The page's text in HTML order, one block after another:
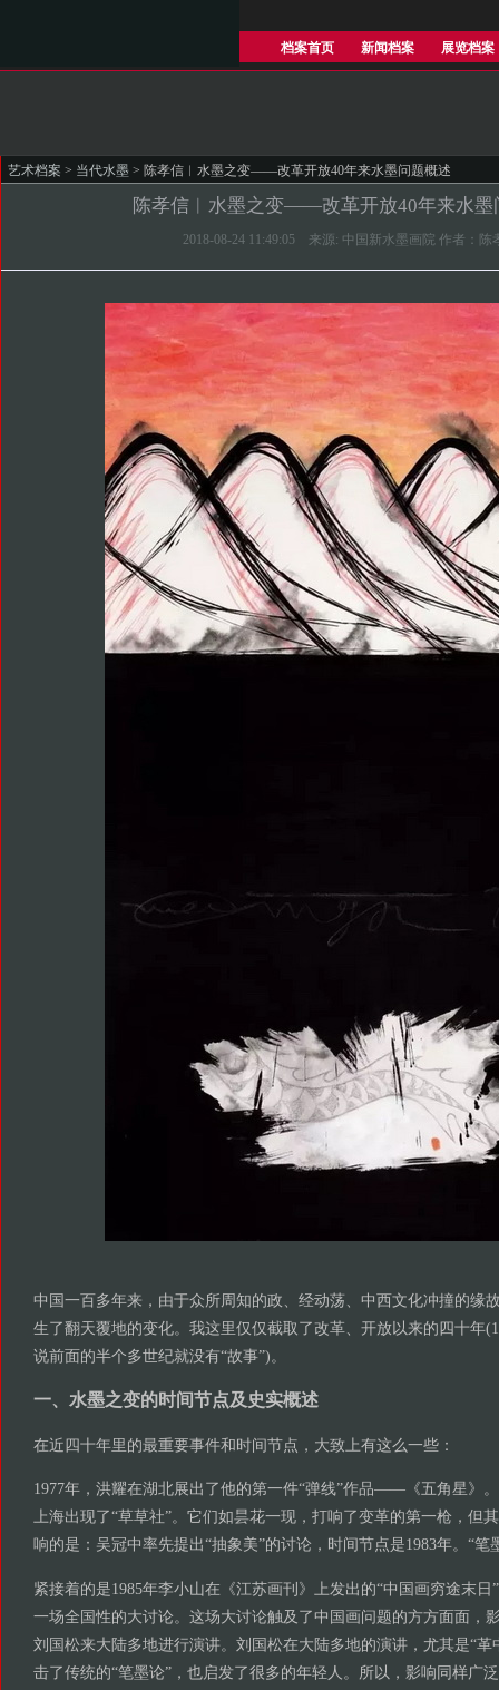
档案首页 新闻档案 展览档案
艺术档案 > 当代水墨 > 陈孝信︱水墨之变——改革开放40年来水墨问题概述
陈孝信︱水墨之变——改革开放40年来水墨
2018-08-24 11:49:05 来源: 中国新水墨画院 作者：陈
中国一百多年来，由于众所周知的政、经动荡、中西文化冲撞的缘
生了翻天覆地的变化。我这里仅仅截取了改革、开放以来的四十年
说前面的半个多世纪就没有“故事”)。
一、水墨之变的时间节点及史实概述
在近四十年里的最重要事件和时间节点，大致上有这么一些：
1977年，洪耀在湖北展出了他的第一件“弹线”作品——《五角星》
上海出现了“草草社”。它们如昙花一现，打响了变革的第一枪，但
响的是：吴冠中率先提出“抽象美”的讨论，时间节点是1983年。“笔
紧接着的是1985年李小山在《江苏画刊》上发出的“中国画穷途末
一场全国性的大讨论。这场大讨论触及了中国画问题的方方面面，
刘国松来大陆多地进行演讲。刘国松在大陆多地的演讲，尤其是“革
击了传统的“笔墨论”，也启发了很多的年轻人。所以，影响同样广